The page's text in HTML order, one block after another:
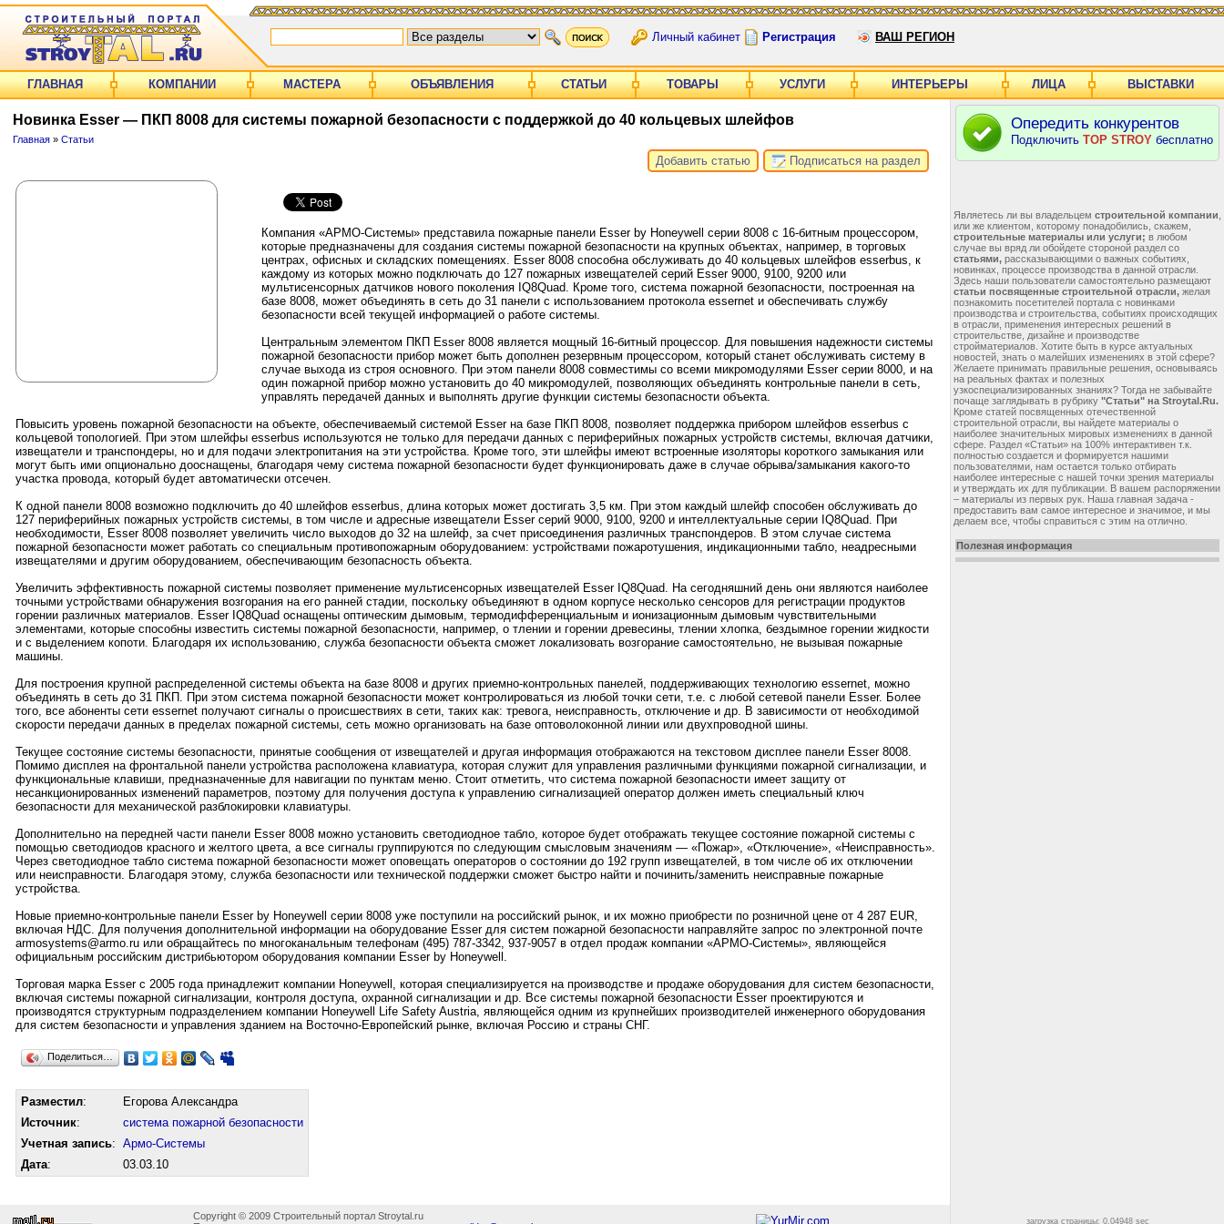
Личный кабинет Регистрация ВАШ РЕГИОН
ГЛАВНАЯ КОМПАНИИ МАСТЕРА ОБЪЯВЛЕНИЯ СТАТЬИ ТОВАРЫ УСЛУГИ ИНТЕРЬЕРЫ ЛИЦА ВЫСТАВКИ
Новинка Esser — ПКП 8008 для системы пожарной безопасности с поддержкой до 40 кольцевых шлейфов
Главная» Статьи
Добавить статью Подписаться на раздел
Компания «АРМО-Системы» представила пожарные панели Esser by Honeywell серии 8008 с 16-битным процессором,
которые предназначены для создания системы пожарной безопасности на крупных объектах, например, в торговых
центрах, офисных и складских помещениях. Esser 8008 способна обслуживать до 40 кольцевых шлейфов esserbus, к
каждому из которых можно подключать до 127 пожарных извещателей серий Esser 9000, 9100, 9200 или
мультисенсорных датчиков нового поколения IQ8Quad. Кроме того, система пожарной безопасности, построенная на
базе 8008, может объединять в сеть до 31 панели с использованием протокола essernet и обеспечивать службу
безопасности всей текущей информацией о работе системы.
Центральным элементом ПКП Esser 8008 является мощный 16-битный процессор. Для повышения надежности системы
пожарной безопасности прибор может быть дополнен резервным процессором, который станет обслуживать систему в
случае выхода из строя основного. При этом панели 8008 совместимы со всеми микромодулями Esser серии 8000, и на
один пожарной прибор можно установить до 40 микромодулей, позволяющих объединять контрольные панели в сеть,
управлять передачей данных и выполнять другие функции системы безопасности объекта.
Повысить уровень пожарной безопасности на объекте, обеспечиваемый системой Esser на базе ПКП 8008, позволяет поддержка прибором шлейфов esserbus с
кольцевой топологией. При этом шлейфы esserbus используются не только для передачи данных с периферийных пожарных устройств системы, включая датчики,
извещатели и транспондеры, но и для подачи электропитания на эти устройства. Кроме того, эти шлейфы имеют встроенные изоляторы короткого замыкания или
могут быть ими опционально дооснащены, благодаря чему система пожарной безопасности будет функционировать даже в случае обрыва/замыкания какого-то
участка провода, который будет автоматически отсечен.
К одной панели 8008 возможно подключить до 40 шлейфов esserbus, длина которых может достигать 3,5 км. При этом каждый шлейф способен обслуживать до
127 периферийных пожарных устройств системы, в том числе и адресные извещатели Esser серий 9000, 9100, 9200 и интеллектуальные серии IQ8Quad. При
необходимости, Esser 8008 позволяет увеличить число выходов до 32 на шлейф, за счет присоединения различных транспондеров. В этом случае система
пожарной безопасности может работать со специальным противопожарным оборудованием: устройствами пожаротушения, индикационными табло, неадресными
извещателями и другим оборудованием, обеспечивающим безопасность объекта.
Увеличить эффективность пожарной системы позволяет применение мультисенсорных извещателей Esser IQ8Quad. На сегодняшний день они являются наиболее
точными устройствами обнаружения возгорания на его ранней стадии, поскольку объединяют в одном корпусе несколько сенсоров для регистрации продуктов
горении различных материалов. Esser IQ8Quad оснащены оптическим дымовым, термодифференциальным и ионизационным дымовым чувствительными
элементами, которые способны известить системы пожарной безопасности, например, о тлении и горении древесины, тлении хлопка, бездымное горении жидкости
и с выделением копоти. Благодаря их использованию, служба безопасности объекта сможет локализовать возгорание самостоятельно, не вызывая пожарные
машины.
Для построения крупной распределенной системы объекта на базе 8008 и других приемно-контрольных панелей, поддерживающих технологию essernet, можно
объединять в сеть до 31 ПКП. При этом система пожарной безопасности может контролироваться из любой точки сети, т.е. с любой сетевой панели Esser. Более
того, все абоненты сети essernet получают сигналы о происшествиях в сети, таких как: тревога, неисправность, отключение и др. В зависимости от необходимой
скорости передачи данных в пределах пожарной системы, сеть можно организовать на базе оптоволоконной линии или двухпроводной шины.
Текущее состояние системы безопасности, принятые сообщения от извещателей и другая информация отображаются на текстовом дисплее панели Esser 8008.
Помимо дисплея на фронтальной панели устройства расположена клавиатура, которая служит для управления различными функциями пожарной сигнализации, и
функциональные клавиши, предназначенные для навигации по пунктам меню. Стоит отметить, что система пожарной безопасности имеет защиту от
несанкционированных изменений параметров, поэтому для получения доступа к управлению сигнализацией оператор должен иметь специальный ключ
безопасности для механической разблокировки клавиатуры.
Дополнительно на передней части панели Esser 8008 можно установить светодиодное табло, которое будет отображать текущее состояние пожарной системы с
помощью светодиодов красного и желтого цвета, а все сигналы группируются по следующим смысловым значениям — «Пожар», «Отключение», «Неисправность».
Через светодиодное табло система пожарной безопасности может оповещать операторов о состоянии до 192 групп извещателей, в том числе об их отключении
или неисправности. Благодаря этому, служба безопасности или технической поддержки сможет быстро найти и починить/заменить неисправные пожарные
устройства.
Новые приемно-контрольные панели Esser by Honeywell серии 8008 уже поступили на российский рынок, и их можно приобрести по розничной цене от 4 287 EUR,
включая НДС. Для получения дополнительной информации на оборудование Esser для систем пожарной безопасности направляйте запрос по электронной почте
armosystems@armo.ru или обращайтесь по многоканальным телефонам (495) 787-3342, 937-9057 в отдел продаж компании «АРМО-Системы», являющейся
официальным российским дистрибьютором оборудования компании Esser by Honeywell.
Торговая марка Esser с 2005 года принадлежит компании Honeywell, которая специализируется на производстве и продаже оборудования для систем безопасности,
включая системы пожарной сигнализации, контроля доступа, охранной сигнализации и др. Все системы пожарной безопасности Esser проектируются и
производятся структурным подразделением компании Honeywell Life Safety Austria, являющейся одним из крупнейших производителей инженерного оборудования
для систем безопасности и управления зданием на Восточно-Европейский рынке, включая Россию и страны СНГ.
Поделиться…
Разместил:
Егорова Александра
Источник:
система пожарной безопасности
Учетная запись: Армо-Системы
Дата: 03.03.10
Опередить конкурентов
Подключить TOP STROY бесплатно
Являетесь ли вы владельцем строительной компании
или же клиентом, которому понадобились, скажем,
строительные материалы или услуги; в любом
случае вы вряд ли обойдете стороной раздел со
статьями, рассказывающими о важных событиях,
новинках, процессе производства в данной отрасли.
Здесь наши пользователи самостоятельно размещают
статьи посвященные строительной отрасли, желая
познакомить посетителей портала с новинками
производства и строительства, событиях происходящих
в отрасли, применения интересных решений в
строительстве, дизайне и производстве
стройматериалов. Хотите быть в курсе актуальных
новостей, знать о малейших изменениях в этой сфере?
Желаете принимать правильные решения, основываясь
на реальных фактах и полезных
узкоспециализированных знаниях? Тогда не забывайте
почаще заглядывать в рубрику "Статьи" на Stroytal.Ru.
Кроме статей посвященных отечественной
строительной отрасли, вы найдете материалы о
наиболее значительных мировых изменениях в данной
сфере. Раздел «Статьи» на 100% интерактивен т.к.
полностью создается и формируется нашими
пользователями, нам остается только отбирать
наиболее интересные с нашей точки зрения материалы
и утверждать их для публикации. В вашем распоряжении
– материалы из первых рук. Наша главная задача -
предоставить вам самое интересное и значимое, и мы
делаем все, чтобы справиться с этим на отлично.
Полезная информация
Copyright © 2009 Строительный портал Stroytal.ru
загрузка страницы: 0.04948 sec